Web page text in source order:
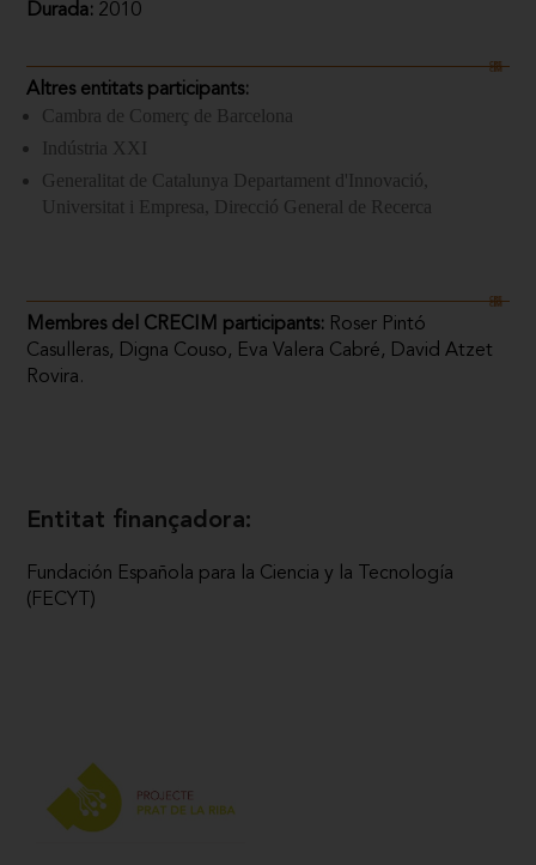
Durada: 2010
Altres entitats participants:
Cambra de Comerç de Barcelona
Indústria XXI
Generalitat de Catalunya Departament d'Innovació,
Universitat i Empresa, Direcció General de Recerca
Membres del CRECIM participants: Roser Pintó
Casulleras, Digna Couso, Eva Valera Cabré, David Atzet
Rovira.
Entitat finançadora:
Fundación Española para la Ciencia y la Tecnología
(FECYT)